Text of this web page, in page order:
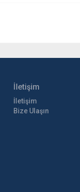
İletişim
İletişim
Bize Ulaşın